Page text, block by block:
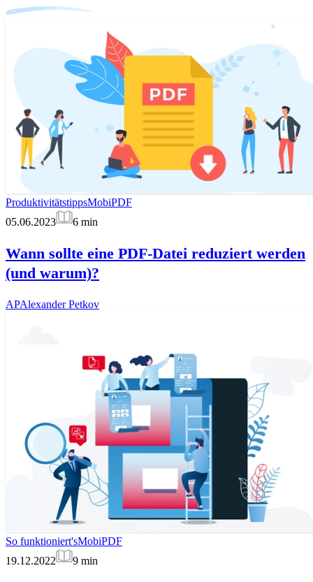
ProduktivitätstippsMobiPDF
05.06.2023
6 min
Wann sollte eine PDF-Datei reduziert werden
(und warum)?
APAlexander Petkov
So funktioniert'sMobiPDF
19.12.2022
9 min